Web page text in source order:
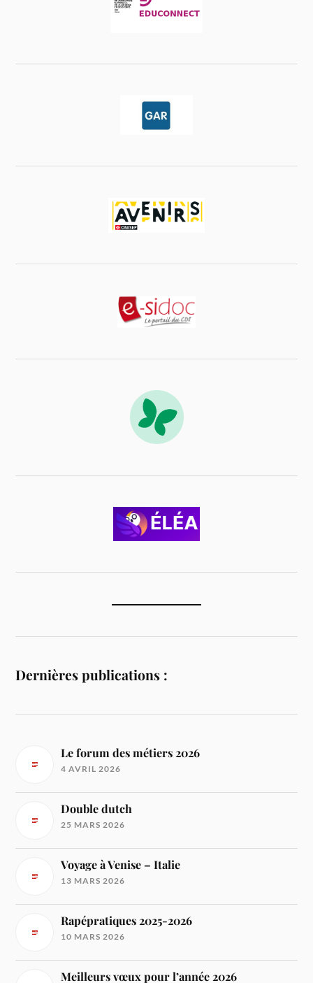
Dernières publications :
Le forum des métiers 2026
4 AVRIL 2026
Double dutch
25 MARS 2026
Voyage à Venise – Italie
13 MARS 2026
Rapépratiques 2025-2026
10 MARS 2026
Meilleurs vœux pour l’année 2026